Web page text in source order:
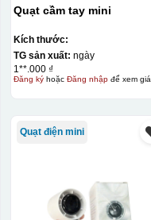
Hộp xi ly sứ
Quạt cầm tay mini
Kích thước:
TG sản xuất: ngày
1**.000 ₫
Đăng kýhoặc Đăng nhậpđể xem giá
Quạt điện mini